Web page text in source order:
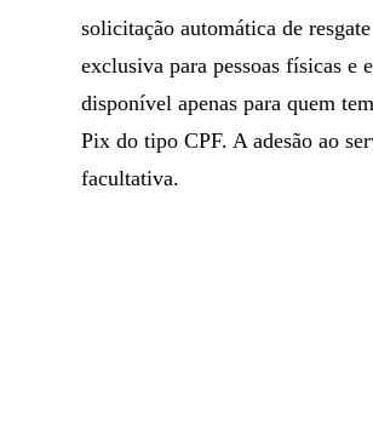
solicitação automática de
exclusiva para pessoas físicas e
disponível apenas para quem
Pix do tipo CPF. A adesão ao
facultativa.